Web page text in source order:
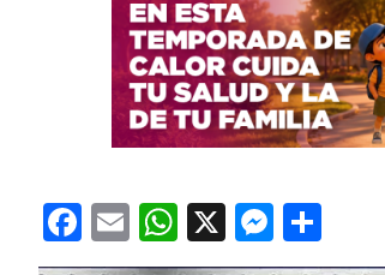
Facebook
EmailWhatsApp
X